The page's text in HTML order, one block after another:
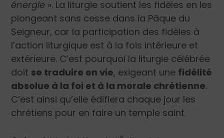
énergie ». La liturgie soutient les fidèles en les
plongeant sans cesse dans la Pâque du
Seigneur, car la participation des fidèles à
l’action liturgique est à la fois intérieure et
extérieure. C’est pourquoi la liturgie célébrée
doit se traduire en vie, exigeant une fidélité
absolue à la foi et à la morale chrétienne.
C’est ainsi qu’elle édifiera chaque jour les
chrétiens pour en faire un temple saint.